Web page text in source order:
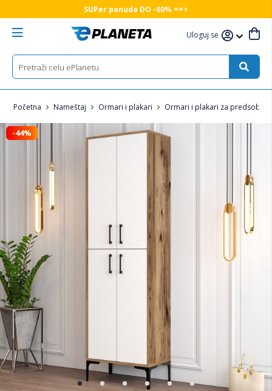
SUPer ponuda DO -60% ==>
Uloguj se
Početna Nameštaj Ormari i plakari Ormari i plakari za predsoblje
-44%